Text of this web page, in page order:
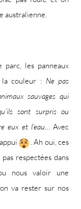
australienne.
parc, les panneaux
la couleur : Ne pas
sauvages qui
sont surpris ou
eux et l’eau… Avec
. Ah oui, ces
respectées dans
nous valoir une
va rester sur nos